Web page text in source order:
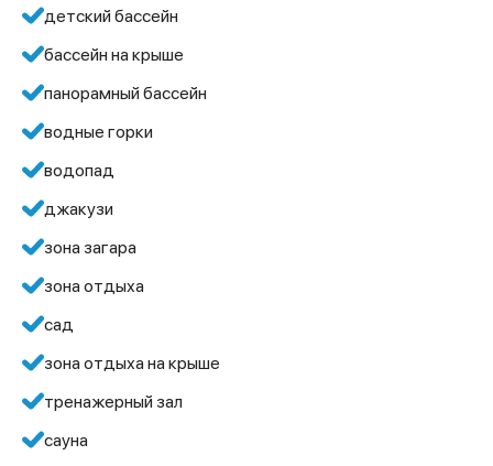
детский бассейн
бассейн на крыше
панорамный бассейн
водные горки
водопад
джакузи
зона загара
зона отдыха
сад
зона отдыха на крыше
тренажерный зал
сауна